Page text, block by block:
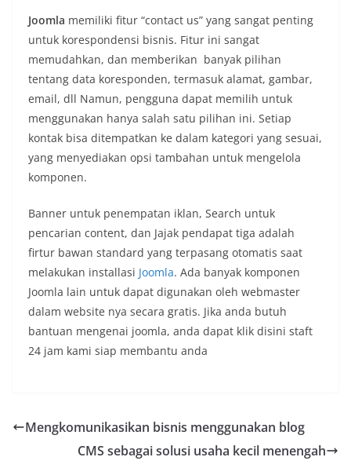
Joomla memiliki fitur “contact us” yang sangat penting
untuk korespondensi bisnis. Fitur ini sangat
memudahkan, dan memberikan banyak pilihan
tentang data koresponden, termasuk alamat, gambar,
email, dll Namun, pengguna dapat memilih untuk
menggunakan hanya salah satu pilihan ini. Setiap
kontak bisa ditempatkan ke dalam kategori yang sesuai,
yang menyediakan opsi tambahan untuk mengelola
komponen.
Banner untuk penempatan iklan, Search untuk
pencarian content, dan Jajak pendapat tiga adalah
firtur bawan standard yang terpasang otomatis saat
melakukan installasi Joomla. Ada banyak komponen
Joomla lain untuk dapat digunakan oleh webmaster
dalam website nya secara gratis. Jika anda butuh
bantuan mengenai joomla, anda dapat klik disini staft
24 jam kami siap membantu anda
Mengkomunikasikan bisnis menggunakan blog
CMS sebagai solusi usaha kecil menengah